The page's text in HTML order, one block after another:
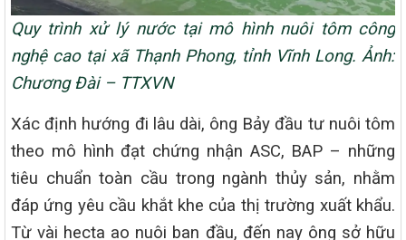
Quy trình xử lý nước tại mô hình nuôi tôm công
nghệ cao tại xã Thạnh Phong, tỉnh Vĩnh Long. Ảnh:
Chương Đài – TTXVN
Xác định hướng đi lâu dài, ông Bảy đầu tư nuôi tôm
theo mô hình đạt chứng nhận ASC, BAP – những
tiêu chuẩn toàn cầu trong ngành thủy sản, nhằm
đáp ứng yêu cầu khắt khe của thị trường xuất khẩu.
Từ vài hecta ao nuôi ban đầu, đến nay ông sở hữu